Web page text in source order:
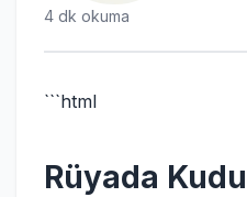
4 dk okuma
```html
Rüyada